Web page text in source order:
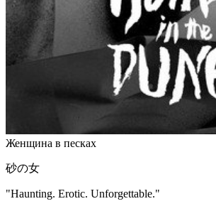
Женщина в песках
砂の女
"Haunting. Erotic. Unforgettable."